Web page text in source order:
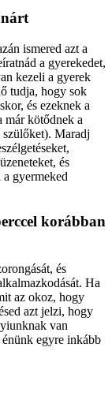
ismered azt a
a gyerekedet,
kezeli a gyerek
tudja, hogy sok
és ezeknek a
már kötődnek a
Maradj
és
gyermeked
korábban
és
Ha
az okoz, hogy
azt jelzi, hogy
van
egyre inkább